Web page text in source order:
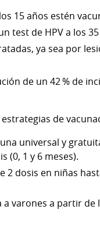
15 años estén
test de HPV a los
ya sea por
de un 42 % de
de
universal y
(0, 1 y 6 meses).
2 dosis en niñas
varones a partir de